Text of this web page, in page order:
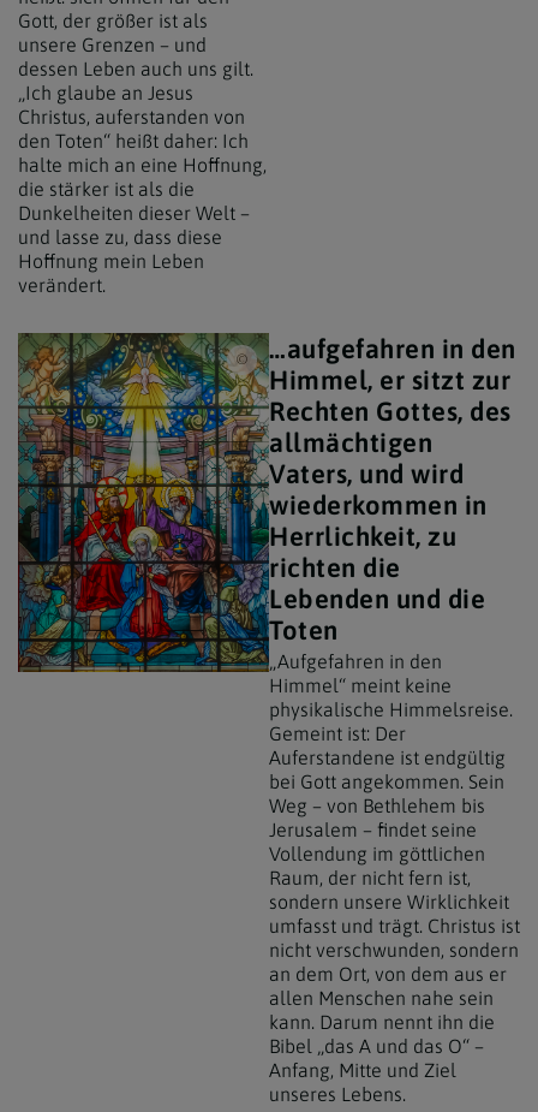
Gott, der größer ist als
unsere Grenzen – und
dessen Leben auch uns gilt.
„Ich glaube an Jesus
Christus, auferstanden von
den Toten“ heißt daher: Ich
halte mich an eine Hoffnung,
die stärker ist als die
Dunkelheiten dieser Welt –
und lasse zu, dass diese
Hoffnung mein Leben
verändert.
Erzdiözese Wien/Stephan Schoenlaub /
…aufgefahren in den
Himmel, er sitzt zur
Rechten Gottes, des
allmächtigen
Vaters, und wird
wiederkommen in
Herrlichkeit, zu
richten die
Lebenden und die
Toten
„Aufgefahren in den
Himmel“ meint keine
physikalische Himmelsreise.
Gemeint ist: Der
Auferstandene ist endgültig
bei Gott angekommen. Sein
Weg – von Bethlehem bis
Jerusalem – findet seine
Vollendung im göttlichen
Raum, der nicht fern ist,
sondern unsere Wirklichkeit
umfasst und trägt. Christus ist
nicht verschwunden, sondern
an dem Ort, von dem aus er
allen Menschen nahe sein
kann. Darum nennt ihn die
Bibel „das A und das O“ –
Anfang, Mitte und Ziel
unseres Lebens.